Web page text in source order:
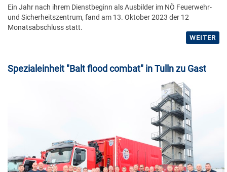
Ein Jahr nach ihrem Dienstbeginn als Ausbilder im NÖ Feuerwehr-
und Sicherheitszentrum, fand am 13. Oktober 2023 der 12
Monatsabschluss statt.
WEITER
Spezialeinheit "Balt flood combat" in Tulln zu Gast